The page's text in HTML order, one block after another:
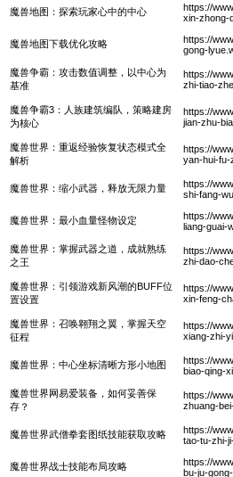
魔兽地图：探索玩家心中的中心
https://
xin-zhong-
魔兽地图下载优化攻略
https://
gong-
魔兽争霸：攻击数值调整，以中心为
基准
https://
zhi-tiao-
魔兽争霸3：人族建筑编队，策略建房
为核心
https://
jian-zhu-
魔兽世界：重返经验恢复状态模式全
解析
https://
yan-hui-fu-
魔兽世界：缩小武器，释放无限力量
https://
shi-fang-
魔兽世界：最小血量怪物设定
https://
liang-guai-
魔兽世界：掌握武器之道，成就熟练
之王
https://
zhi-dao-
魔兽世界：引领游戏新风潮的BUFF位
置设置
https://
xin-feng-
魔兽世界：召唤翱翔之翼，掌握天空
征程
https://
xiang-zhi-
魔兽世界：中心坐标清晰方形小地图
https://
biao-qing-
魔兽世界网易爱装备，如何妥善保
存？
https://
zhuang-
魔兽世界武僧拳套图纸技能获取攻略
https://
tao-tu-zhi-
魔兽世界战士技能布局攻略
https://
bu-ju-